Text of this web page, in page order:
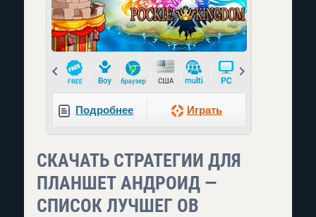
Prev
Подробнее Играть
СКАЧАТЬ СТРАТЕГИИ ДЛЯ
ПЛАНШЕТ АНДРОИД —
СПИСОК ЛУЧШЕГ ОВ